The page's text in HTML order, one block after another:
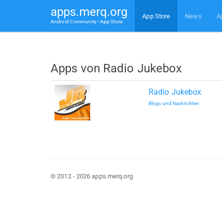
apps.merq.org
Android Community • App Store
App Store News
Apps von Radio Jukebox
Radio Jukebox
Blogs und Nachrichten
© 2012 - 2026 apps.merq.org